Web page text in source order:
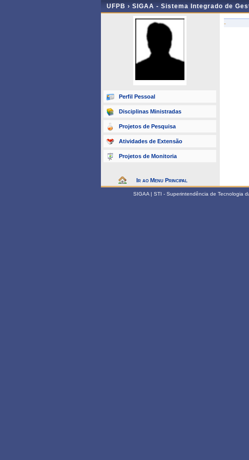
UFPB › SIGAA - Sistema Integrado de
Perfil Pessoal
Disciplinas Ministradas
Projetos de Pesquisa
Atividades de Extensão
Projetos de Monitoria
Ir ao Menu Principal
-
SIGAA | STI - Superintendência de Tecnologia